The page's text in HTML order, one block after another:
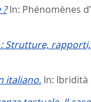
In: Phénomènes
Strutture,
italiano. In: Ibridità